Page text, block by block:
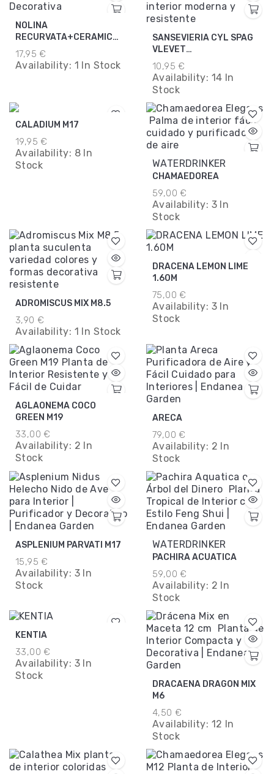
NOLINA
RECURVATA+CERAMIC
PASTEL M13
17,95 €
Availability: 1 In Stock
SANSEVIERIA CYL SPAG
VLEVET
TOUCH+EASTER MIX M6
10,95 €
Availability: 14 In
Stock
CALADIUM M17
19,95 €
Availability: 8 In
Stock
WATERDRINKER
CHAMAEDOREA
59,00 €
Availability: 3 In
Stock
ADROMISCUS MIX M8.5
3,90 €
Availability: 1 In Stock
DRACENA LEMON LIME
1.60M
75,00 €
Availability: 3 In
Stock
AGLAONEMA COCO
GREEN M19
33,00 €
Availability: 2 In
Stock
ARECA
79,00 €
Availability: 2 In
Stock
ASPLENIUM PARVATI M17
15,95 €
Availability: 3 In
Stock
WATERDRINKER
PACHIRA ACUATICA
59,00 €
Availability: 2 In
Stock
KENTIA
33,00 €
Availability: 3 In
Stock
DRACAENA DRAGON MIX
M6
4,50 €
Availability: 12 In
Stock